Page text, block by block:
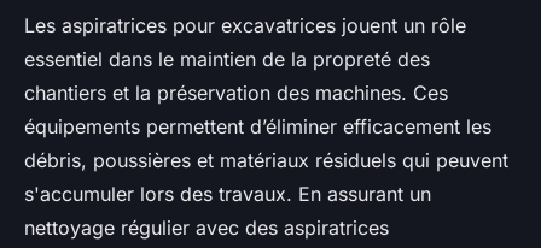
Les aspiratrices pour excavatrices jouent un rôle
essentiel dans le maintien de la propreté des
chantiers et la préservation des machines. Ces
équipements permettent d’éliminer efficacement les
débris, poussières et matériaux résiduels qui peuvent
s'accumuler lors des travaux. En assurant un
nettoyage régulier avec des aspiratrices